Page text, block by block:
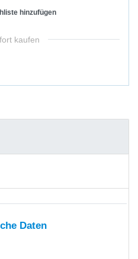
hinzufügen
kaufen
Daten